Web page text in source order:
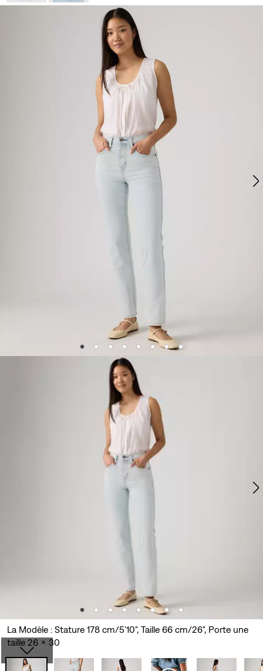
La Modèle : Stature 178 cm/5'10", Taille 66 cm/26", Porte une
taille 26 x 30